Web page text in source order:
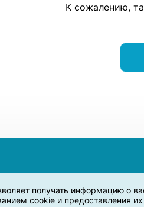
получать информацию о
cookie и предоставления
К сожалению,